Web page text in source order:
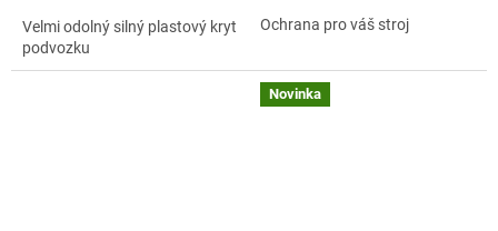
Velmi odolný silný plastový kryt
podvozku
Ochrana pro váš stroj
Novinka